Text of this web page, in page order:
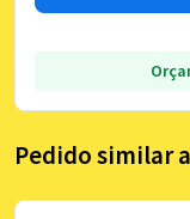
Pedido similar